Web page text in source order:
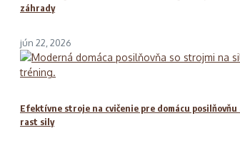
záhrady
jún 22, 2026
Efektívne stroje na cvičenie pre domácu posilňovňu
rast sily